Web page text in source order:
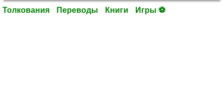
Толкования Переводы Книги Игры ⚽